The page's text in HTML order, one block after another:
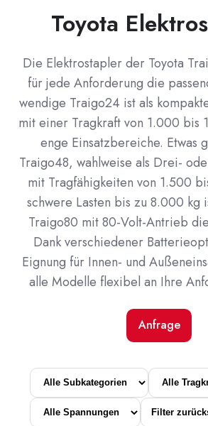
Toyota
Die Elektrostapler der Toyota
für jede Anforderung die
wendige Traigo24 ist als
mit einer Tragkraft von 1.000 bis
enge Einsatzbereiche. Etwas
Traigo48, wahlweise als Drei-
mit Tragfähigkeiten von 1.500
schwere Lasten bis zu 8.000 kg
Traigo80 mit 80-Volt-Antrieb
Dank verschiedener
Eignung für Innen- und
alle Modelle flexibel an Ihre
Anfrage
Filter